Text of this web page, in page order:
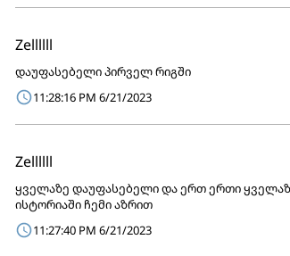
Zellllll
დაუფასებელი პირველ რიგში
11:28:16 PM 6/21/2023
Zellllll
ყველაზე დაუფასებელი და ერთ ერთი
ისტორიაში ჩემი აზრით
11:27:40 PM 6/21/2023